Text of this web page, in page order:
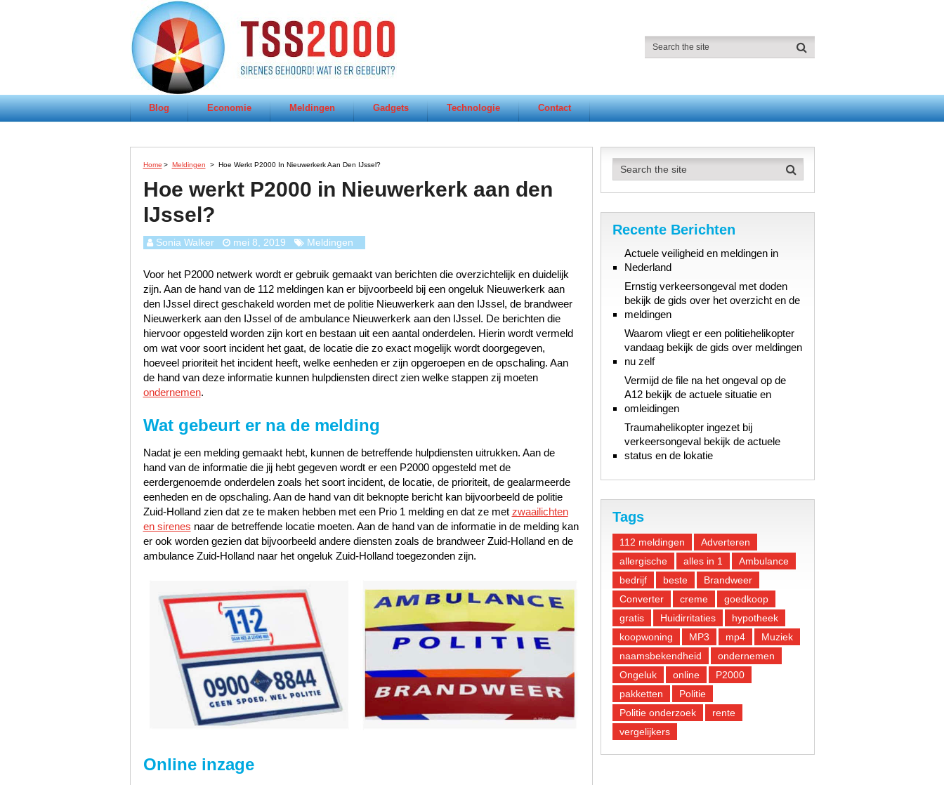
Blog Economie Meldingen Gadgets Technologie Contact
Home > Meldingen > Hoe Werkt P2000 In Nieuwerkerk Aan Den IJssel?
Hoe werkt P2000 in Nieuwerkerk aan den
IJssel?
Sonia Walker mei 8, 2019 Meldingen
Voor het P2000 netwerk wordt er gebruik gemaakt van berichten die overzichtelijk en duidelijk
zijn. Aan de hand van de 112 meldingen kan er bijvoorbeeld bij een ongeluk Nieuwerkerk aan
den IJssel direct geschakeld worden met de politie Nieuwerkerk aan den IJssel, de brandweer
Nieuwerkerk aan den IJssel of de ambulance Nieuwerkerk aan den IJssel. De berichten die
hiervoor opgesteld worden zijn kort en bestaan uit een aantal onderdelen. Hierin wordt vermeld
om wat voor soort incident het gaat, de locatie die zo exact mogelijk wordt doorgegeven,
hoeveel prioriteit het incident heeft, welke eenheden er zijn opgeroepen en de opschaling. Aan
de hand van deze informatie kunnen hulpdiensten direct zien welke stappen zij moeten
ondernemen.
Wat gebeurt er na de melding
Nadat je een melding gemaakt hebt, kunnen de betreffende hulpdiensten uitrukken. Aan de
hand van de informatie die jij hebt gegeven wordt er een P2000 opgesteld met de
eerdergenoemde onderdelen zoals het soort incident, de locatie, de prioriteit, de gealarmeerde
eenheden en de opschaling. Aan de hand van dit beknopte bericht kan bijvoorbeeld de politie
Zuid-Holland zien dat ze te maken hebben met een Prio 1 melding en dat ze met zwaailichten
en sirenes naar de betreffende locatie moeten. Aan de hand van de informatie in de melding kan
er ook worden gezien dat bijvoorbeeld andere diensten zoals de brandweer Zuid-Holland en de
ambulance Zuid-Holland naar het ongeluk Zuid-Holland toegezonden zijn.
Online inzage
Recente Berichten
Actuele veiligheid en meldingen in
Nederland
Ernstig verkeersongeval met doden
bekijk de gids over het overzicht en de
meldingen
Waarom vliegt er een politiehelikopter
vandaag bekijk de gids over meldingen
nu zelf
Vermijd de file na het ongeval op de
A12 bekijk de actuele situatie en
omleidingen
Traumahelikopter ingezet bij
verkeersongeval bekijk de actuele
status en de lokatie
Tags
112 meldingen
Adverteren
allergische
alles in 1
Ambulance
bedrijf
beste
Brandweer
Converter
creme
goedkoop
gratis
Huidirritaties
hypotheek
koopwoning
MP3 mp4
Muziek
naamsbekendheid
ondernemen
Ongeluk
online
P2000
pakketten
Politie
Politie onderzoek
rente
vergelijkers